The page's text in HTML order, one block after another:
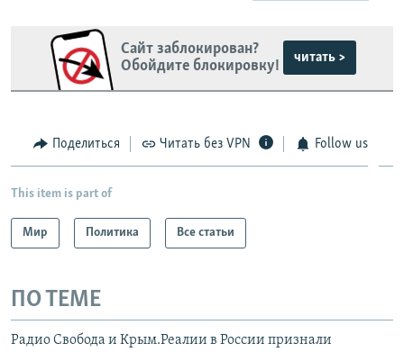
Сайт заблокирован?
Обойдите блокировку!
читать >
Поделиться Читать без VPN Follow us
This item is part of
Мир Политика Все статьи
ПО ТЕМЕ
Радио Свобода и Крым.Реалии в России признали